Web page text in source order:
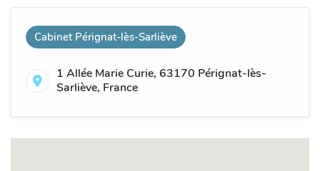
Cabinet Pérignat-lès-Sarliève
1 Allée Marie Curie, 63170 Pérignat-lès-
Sarliève, France